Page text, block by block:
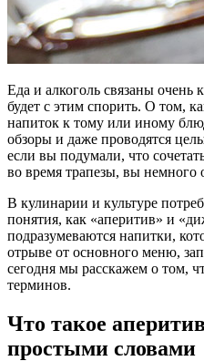
Еда и алкоголь связаны очень
будет с этим спорить. О том,
напиток к тому или иному
обзоры и даже проводятся
если вы подумали, что
во время трапезы, вы немного
В кулинарии и культуре
понятия, как «аперитив» и
подразумеваются напитки,
отрыве от основного меню,
сегодня мы расскажем о том,
терминов.
Что такое
простыми словами